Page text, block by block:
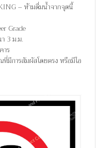
– ห้ามดื่มน้ำจากจุดนี้
Grade
3 ม.ม.
าร
มีการสัมผัสโดยตรง หรือมีไอ